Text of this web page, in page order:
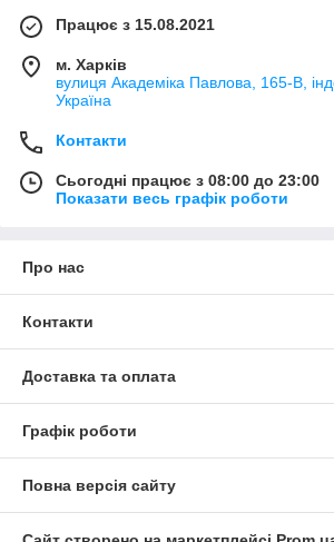
Працює з 15.08.2021
м. Харків
вулиця Академіка Павлова, 165-В,
Україна
Контакти
Сьогодні працює з 08:00 до 23:00
Показати весь графік роботи
Про нас
Контакти
Доставка та оплата
Графік роботи
Повна версія сайту